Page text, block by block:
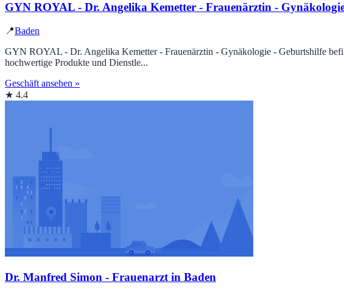
GYN ROYAL - Dr. Angelika Kemetter - Frauenärztin -
📍Baden
GYN ROYAL - Dr. Angelika Kemetter - Frauenärztin - Gynäkologie - Geburtshilfe
hochwertige Produkte und Dienstle...
Geschäft ansehen »
★ 4.4
Dr. Manfred Simon - Frauenarzt in Baden